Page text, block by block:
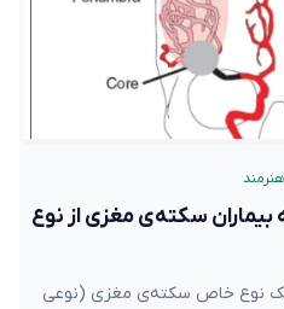
بیماران سکته‌ی مغزی از نوع
نوع خاص سکته‌ی مغزی (نوعی